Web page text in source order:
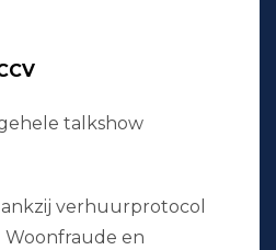
talkshow
verhuurprotocol
en